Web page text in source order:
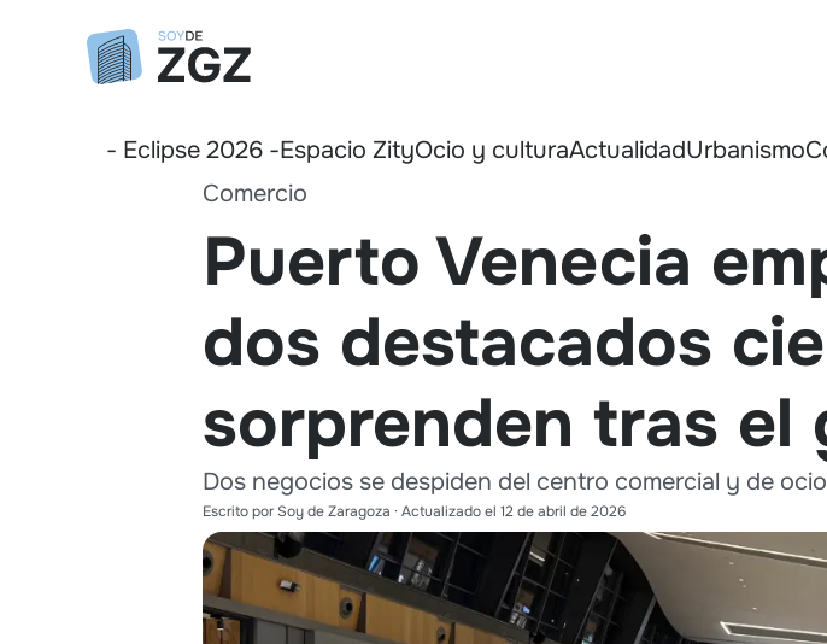
- Eclipse 2026 -Espacio ZityOcio y culturaActualidadUrbanismo
Comercio
Puerto Venecia
dos destacados
sorprenden tras el
Dos negocios se despiden del centro comercial y de
Escrito porSoy de Zaragoza · Actualizado el 12 de abril de 2026